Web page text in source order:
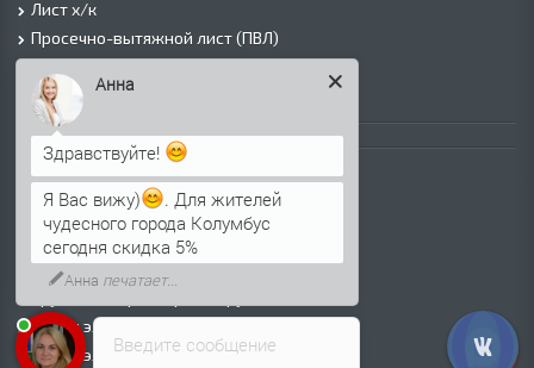
Лист х/к
Просечно-вытяжной лист (ПВЛ)
Лист оцинкованный
Трубы
Трубы горячедеформированные
Труба холоднодеформированная
Трубы ВГП (Водогазопроводные)
Трубы ВГП оцинкованные
Трубы электросварные квадратные
Трубы электросварные прямоугольные
Введите сообщение
Анна
Здравствуйте!
Я Вас вижу)
. Для жителей
чудесного города Колумбус
сегодня скидка 5%
Анна печатает...